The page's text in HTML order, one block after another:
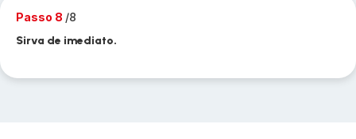
Passo 8 /8
Sirva de imediato.